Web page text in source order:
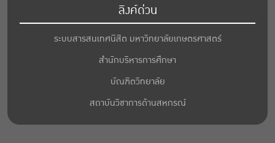
ลิงค์ด่วน
ระบบสารสนเทศนิสิต มหาวิทยาลัยเกษตรศาสตร์
สำนักบริหารการศึกษา
บัณฑิตวิทยาลัย
สถาบันวิชาการด้านสหกรณ์